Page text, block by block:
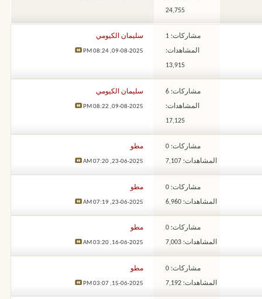
24,755
مشاركات: 1
المشاهدات:
13,915
سليمان الكيومي
09-08-2025,
08:24 PM
مشاركات: 6
المشاهدات:
17,125
سليمان الكيومي
09-08-2025,
08:22 PM
مشاركات: 0
المشاهدات: 7,107
مطو
23-06-2025,
07:20 AM
مشاركات: 0
المشاهدات: 6,960
مطو
23-06-2025,
07:19 AM
مشاركات: 0
المشاهدات: 7,003
مطو
16-06-2025,
03:20 AM
مشاركات: 0
المشاهدات: 7,192
مطو
15-06-2025,
03:07 PM